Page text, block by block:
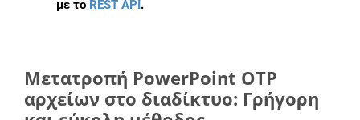
με το REST API.
Μετατροπή PowerPoint OTP
αρχείων στο διαδίκτυο: Γρήγορη